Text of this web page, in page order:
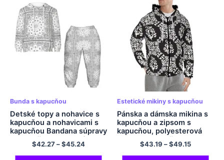
Bunda s kapucňou
Detské topy a nohavice s
kapucňou a nohavicami s
kapucňou Bandana súpravy
s kapucňou Pohodlné
súpravy s kapucňou z
polyesteru pre dievčatá,
$42.27–$45.24
Estetické mikiny s kapucňou
Pánska a dámska mikina s
kapucňou a zipsom s
kapucňou, polyesterová
mikina s kapucňou
$43.19 –$49.15